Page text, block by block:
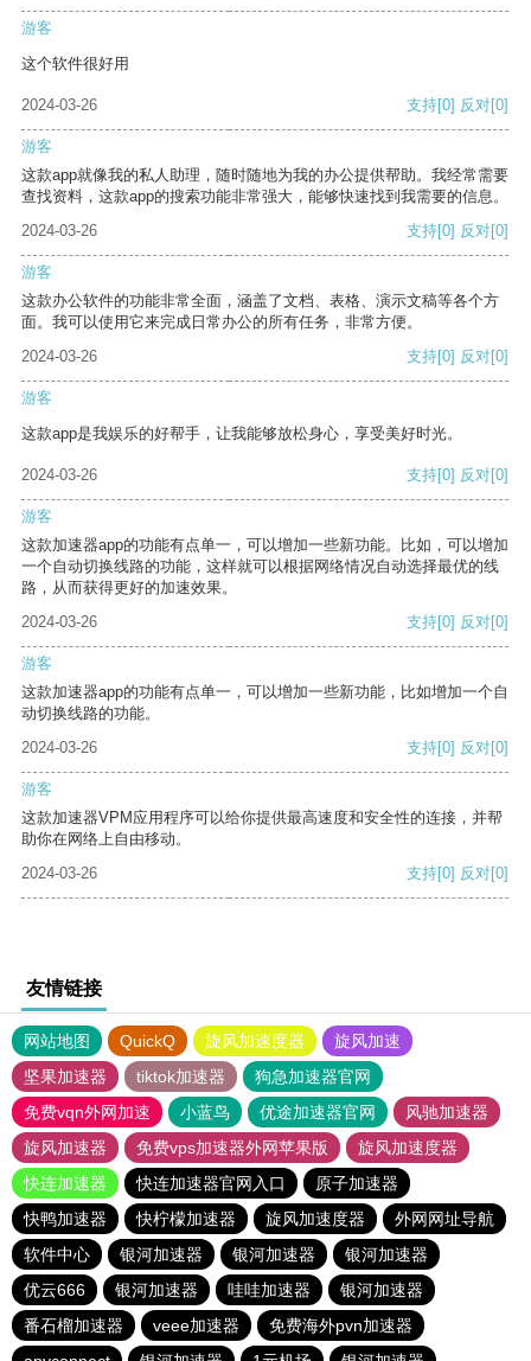
游客
这个软件很好用
2024-03-26 支持[0] 反对[0]
游客
这款app就像我的私人助理，随时随地为我的办公提供帮助。我经常需要
查找资料，这款app的搜索功能非常强大，能够快速找到我需要的信息。
2024-03-26
支持[0] 反对[0]
游客
这款办公软件的功能非常全面，涵盖了文档、表格、演示文稿等各个方
面。我可以使用它来完成日常办公的所有任务，非常方便。
2024-03-26
支持[0] 反对[0]
游客
这款app是我娱乐的好帮手，让我能够放松身心，享受美好时光。
2024-03-26 支持[0] 反对[0]
游客
这款加速器app的功能有点单一，可以增加一些新功能。比如，可以增加
一个自动切换线路的功能，这样就可以根据网络情况自动选择最优的线
路，从而获得更好的加速效果。
2024-03-26
支持[0] 反对[0]
游客
这款加速器app的功能有点单一，可以增加一些新功能，比如增加一个自
动切换线路的功能。
2024-03-26
支持[0] 反对[0]
游客
这款加速器VPM应用程序可以给你提供最高速度和安全性的连接，并帮
助你在网络上自由移动。
2024-03-26
支持[0] 反对[0]
友情链接
网站地图 QuickQ 旋风加速度器
旋风加速
坚果加速器
tiktok加速器
狗急加速器官网
免费vqn外网加速
小蓝鸟 优途加速器官网
风驰加速器
旋风加速器
免费vps加速器外网苹果版
旋风加速度器
快连加速器
快连加速器官网入口
原子加速器
快鸭加速器
快柠檬加速器 旋风加速度器
外网网址导航
软件中心
银河加速器 银河加速器
银河加速器
优云666
银河加速器 哇哇加速器
银河加速器
番石榴加速器
veee加速器
免费海外pvn加速器